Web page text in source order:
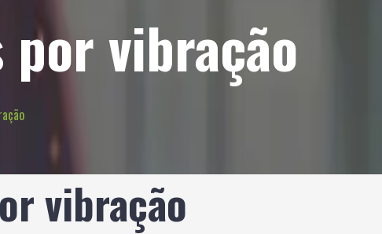
vibração
vibração